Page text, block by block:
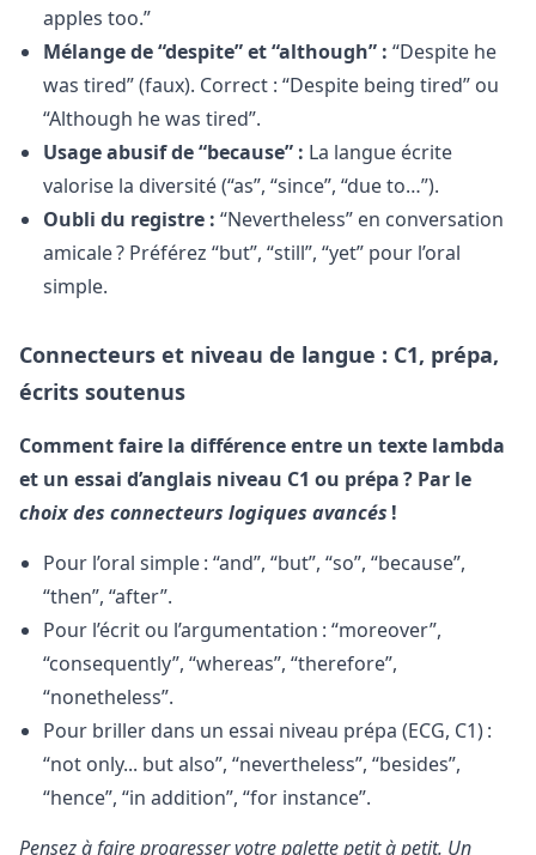
apples too.”
Mélange de “despite” et “although” : “Despite he
was tired” (faux). Correct : “Despite being tired” ou
“Although he was tired”.
Usage abusif de “because” : La langue écrite
valorise la diversité (“as”, “since”, “due to…”).
Oubli du registre : “Nevertheless” en conversation
amicale ? Préférez “but”, “still”, “yet” pour l’oral
simple.
Connecteurs et niveau de langue : C1, prépa,
écrits soutenus
Comment faire la différence entre un texte lambda
et un essai d’anglais niveau C1 ou prépa ? Par le
choix des connecteurs logiques avancés !
Pour l’oral simple : “and”, “but”, “so”, “because”,
“then”, “after”.
Pour l’écrit ou l’argumentation : “moreover”,
“consequently”, “whereas”, “therefore”,
“nonetheless”.
Pour briller dans un essai niveau prépa (ECG, C1) :
“not only... but also”, “nevertheless”, “besides”,
“hence”, “in addition”, “for instance”.
Pensez à faire progresser votre palette petit à petit. Un